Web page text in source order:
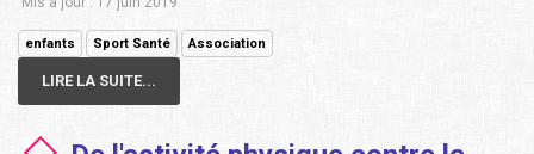
enfants Sport Santé Association
LIRE LA SUITE...